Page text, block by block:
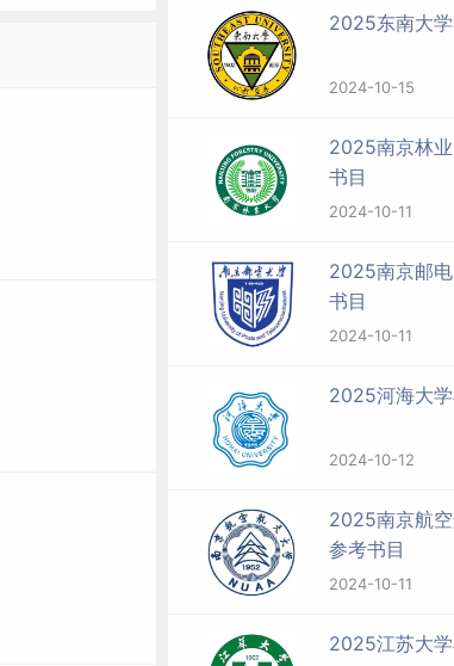
2025东南大
2024-10-15
2025南京林
书目
2024-10-11
2025南京邮
书目
2024-10-11
2025河海大
2024-10-12
2025南京航
参考书目
2024-10-11
2025江苏大